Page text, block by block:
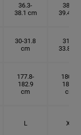
36.3-
38.1 cm
38.1-
39.4 cm
30-31.8
cm
31.8-
33.8 cm
177.8-
182.9
cm
180.3-
185.5
cm
L XL